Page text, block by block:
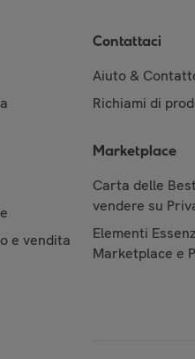
e vendita
Contattaci
Aiuto &
Richiami di
Marketplace
Carta delle
vendere su
Elementi
Marketplace e